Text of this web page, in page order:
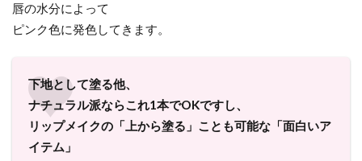
唇の水分によって
ピンク色に発色してきます。
下地として塗る他、
ナチュラル派ならこれ1本でOKですし、
リップメイクの「上から塗る」ことも可能な「面白いア
イテム」